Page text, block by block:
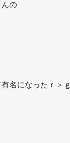
んの
名になったｒ＞ｇ